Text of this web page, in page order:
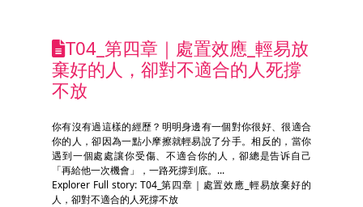
T04_第四章｜處置效應_輕易放
棄好的人，卻對不適合的人死撐
不放
你有沒有過這樣的經歷？明明身邊有一個對你很好、很適合
你的人，卻因為一點小摩擦就輕易說了分手。相反的，當你
遇到一個處處讓你受傷、不適合你的人，卻總是告诉自己
「再給他一次機會」，一路死撐到底。...
Explorer Full story: T04_第四章｜處置效應_輕易放棄好的
人，卻對不適合的人死撐不放